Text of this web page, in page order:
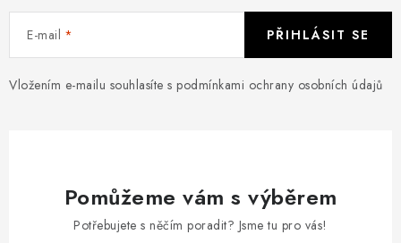
E-mail
Vložením e-mailu souhlasíte s podmínkami ochrany osobních údajů
PŘIHLÁSIT SE
Pomůžeme vám s výběrem
Potřebujete s něčím poradit? Jsme tu pro vás!